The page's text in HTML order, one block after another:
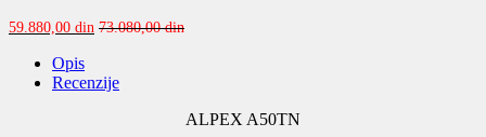
59.880,00 din 73.080,00din
Opis
Recenzije
ALPEX A50TN